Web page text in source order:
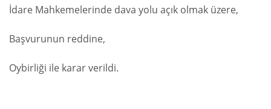
İdare Mahkemelerinde dava yolu açık olmak üzere,
Başvurunun reddine,
Oybirliği ile karar verildi.